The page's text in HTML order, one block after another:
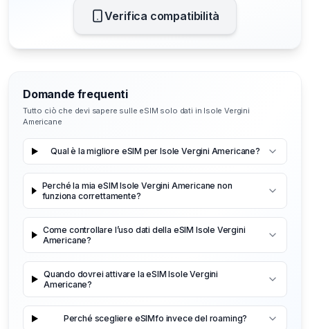
Verifica compatibilità
Domande frequenti
Tutto ciò che devi sapere sulle eSIM solo dati in Isole Vergini
Americane
Qual è la migliore eSIM per Isole Vergini Americane?
Perché la mia eSIM Isole Vergini Americane non
funziona correttamente?
Come controllare l’uso dati della eSIM Isole Vergini
Americane?
Quando dovrei attivare la eSIM Isole Vergini
Americane?
Perché scegliere eSIMfo invece del roaming?